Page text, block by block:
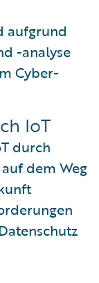
aufgrund
-analyse
Cyber-
IoT
durch
dem Weg